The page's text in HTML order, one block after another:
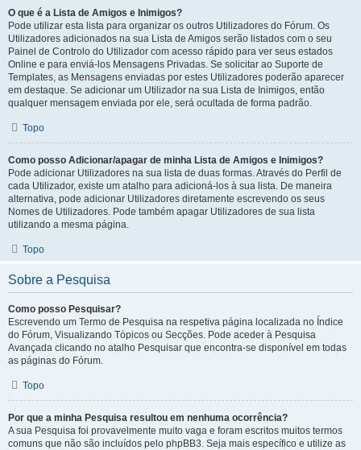
O que é a Lista de Amigos e Inimigos?
Pode utilizar esta lista para organizar os outros Utilizadores do Fórum. Os
Utilizadores adicionados na sua Lista de Amigos serão listados com o seu
Painel de Controlo do Utilizador com acesso rápido para ver seus estados
Online e para enviá-los Mensagens Privadas. Se solicitar ao Suporte de
Templates, as Mensagens enviadas por estes Utilizadores poderão aparecer
em destaque. Se adicionar um Utilizador na sua Lista de Inimigos, então
qualquer mensagem enviada por ele, será ocultada de forma padrão.
Topo
Como posso Adicionar/apagar de minha Lista de Amigos e Inimigos?
Pode adicionar Utilizadores na sua lista de duas formas. Através do Perfil de
cada Utilizador, existe um atalho para adicioná-los à sua lista. De maneira
alternativa, pode adicionar Utilizadores diretamente escrevendo os seus
Nomes de Utilizadores. Pode também apagar Utilizadores de sua lista
utilizando a mesma página.
Topo
Sobre a Pesquisa
Como posso Pesquisar?
Escrevendo um Termo de Pesquisa na respetiva página localizada no Índice
do Fórum, Visualizando Tópicos ou Secções. Pode aceder à Pesquisa
Avançada clicando no atalho Pesquisar que encontra-se disponível em todas
as páginas do Fórum.
Topo
Por que a minha Pesquisa resultou em nenhuma ocorrência?
A sua Pesquisa foi provavelmente muito vaga e foram escritos muitos termos
comuns que não são incluídos pelo phpBB3. Seja mais específico e utilize as